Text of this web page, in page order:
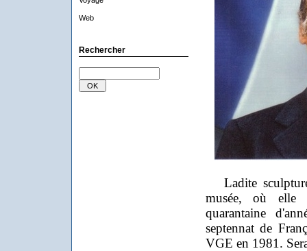
Web
Rechercher
Ladite
musée, où elle
quarantaine
septennat de
VGE en 1981.